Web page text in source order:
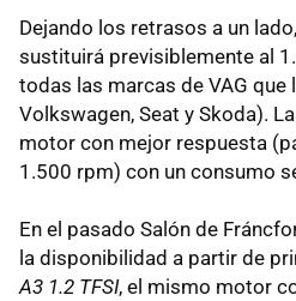
Dejando los retrasos a un
sustituirá previsiblemente al
todas las marcas de VAG que
Volkswagen, Seat y Skoda).
motor con mejor respuesta
1.500 rpm) con un consumo
En el pasado Salón de
la disponibilidad a partir de
A3 1.2 TFSI, el mismo motor